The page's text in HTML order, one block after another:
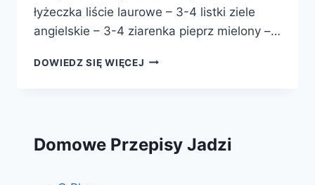
łyżeczka liście laurowe – 3-4 listki ziele
angielskie – 3-4 ziarenka pieprz mielony –…
DOWIEDZ SIĘ WIĘCEJ KAPUŚNIAK
Domowe Przepisy Jadzi